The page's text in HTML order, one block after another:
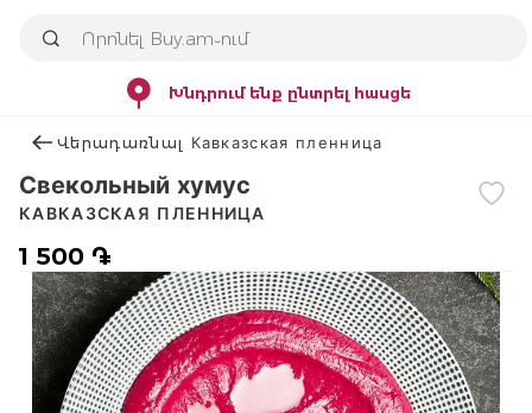
Խնդրում ենք ընտրել հասցե
Վերադառնալ Кавказская пленница
Свекольный хумус
1 500 ֏
КАВКАЗСКАЯ ПЛЕННИЦА